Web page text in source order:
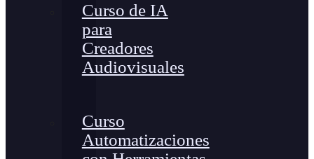
Curso de IA
para
Creadores
Audiovisuales
Curso
Automatizaciones